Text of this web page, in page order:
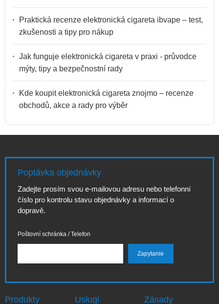
Praktická recenze elektronická cigareta ibvape – test,
zkušenosti a tipy pro nákup
Jak funguje elektronická cigareta v praxi - průvodce
mýty, tipy a bezpečnostní rady
Kde koupit elektronická cigareta znojmo – recenze
obchodů, akce a rady pro výběr
Poptávka objednávky
Zadejte prosím svou e-mailovou adresu nebo telefonní
číslo pro kontrolu stavu objednávky a informací o
dopravě.
Poštovní schránka / Telefon
Produkty Usługi Zásady